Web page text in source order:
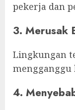
pekerja dan
3. Merusak
Lingkungan
mengganggu
4.